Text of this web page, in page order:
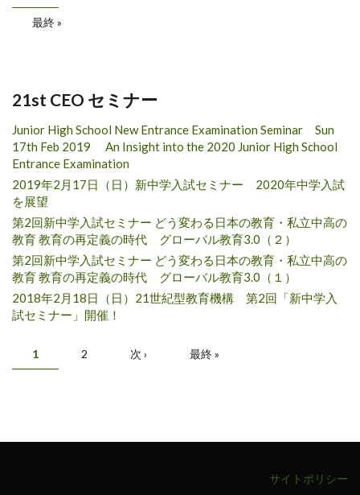
最終 »
21st CEO セミナー
Junior High School New Entrance Examination Seminar Sun
17th Feb 2019 An Insight into the 2020 Junior High School
Entrance Examination
2019年2月17日（日）新中学入試セミナー 2020年中学入試
を展望
第2回新中学入試セミナー どう変わる日本の教育・私立中高の
教育 教育の再定義の時代 グローバル教育3.0（２）
第2回新中学入試セミナー どう変わる日本の教育・私立中高の
教育 教育の再定義の時代 グローバル教育3.0（１）
2018年2月18日（日）21世紀型教育機構 第2回「新中学入
試セミナー」開催！
ページ
1 2 次 › 最終 »
サイトポリシー